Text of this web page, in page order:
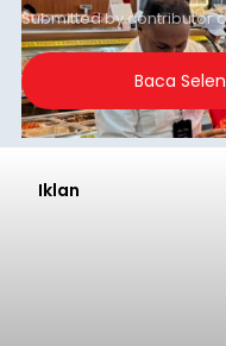
Submitted bycontributor
Baca
Iklan